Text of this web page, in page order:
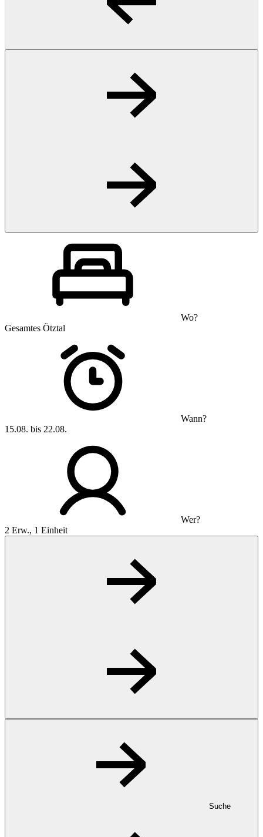
Wo?
Gesamtes Ötztal
Wann?
15.08. bis 22.08.
Wer?
2 Erw., 1 Einheit
Suche